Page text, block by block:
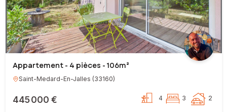
Appartement - 4 pièces - 106m²
Saint-Medard-En-Jalles (33160)
445 000 € 4 3 2